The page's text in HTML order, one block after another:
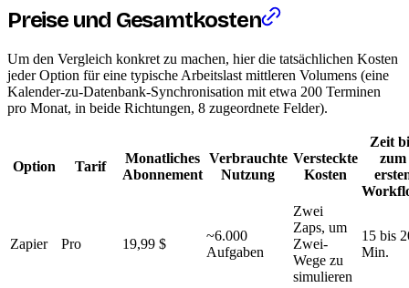
Preise und Gesamtkosten
Um den Vergleich konkret zu machen, hier die tatsächlichen Kosten
jeder Option für eine typische Arbeitslast mittleren Volumens (eine
Kalender-zu-Datenbank-Synchronisation mit etwa 200 Terminen
pro Monat, in beide Richtungen, 8 zugeordnete Felder).
Option Tarif
Monatliches
Abonnement
Verbrauchte
Nutzung
Versteckte
Kosten
Zeit
zum
Zapier Pro 19,99 $
~6.000
Aufgaben
Zwei
Zaps, um
Zwei-
Wege zu
simulieren
15 bis
Min.